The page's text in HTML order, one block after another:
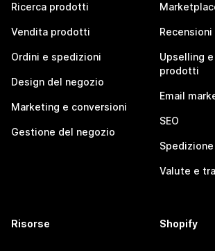
Ricerca prodotti
Vendita prodotti
Ordini e spedizioni
Design del negozio
Marketing e conversioni
Gestione del negozio
Upselling
prodotti
Email
SEO
Spedizione
Valute e
Risorse Shopify